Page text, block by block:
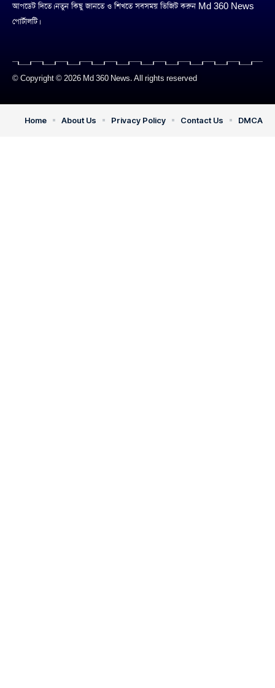
আপডেট দিতে। নতুন কিছু জানতে ও শিখতে সবসময় ভিজিট করুন Md 360 News
পোর্টালটি।
© Copyright © 2026 Md 360 News. All rights reserved
Home About Us Privacy Policy Contact Us DMCA